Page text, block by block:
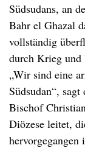
Südsudans, an
Bahr el Ghazal
vollständig
durch Krieg und
„Wir sind eine
Südsudan“,
Bischof
Diözese leitet,